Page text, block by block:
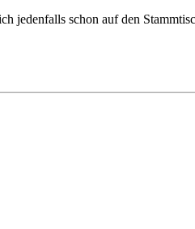
jedenfalls schon auf den